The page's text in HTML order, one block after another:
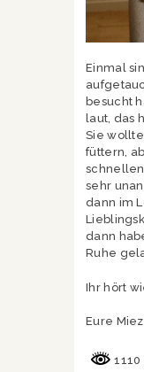
Einmal
besucht
laut, das
Sie
füttern,
sehr
dann im
dann
Ruhe
Ihr hört
Eure